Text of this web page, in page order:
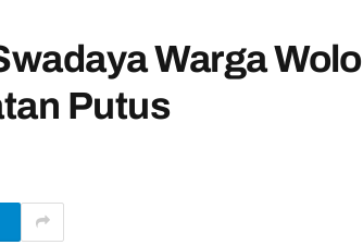
Warga Wolo
Putus